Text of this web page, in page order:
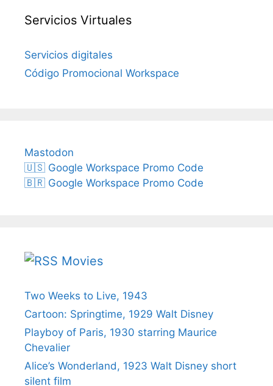
Servicios Virtuales
Servicios digitales
Código Promocional Workspace
Mastodon
🇺🇸 Google Workspace Promo Code
🇧🇷 Google Workspace Promo Code
Movies
Two Weeks to Live, 1943
Cartoon: Springtime, 1929 Walt Disney
Playboy of Paris, 1930 starring Maurice
Chevalier
Alice’s Wonderland, 1923 Walt Disney short
silent film